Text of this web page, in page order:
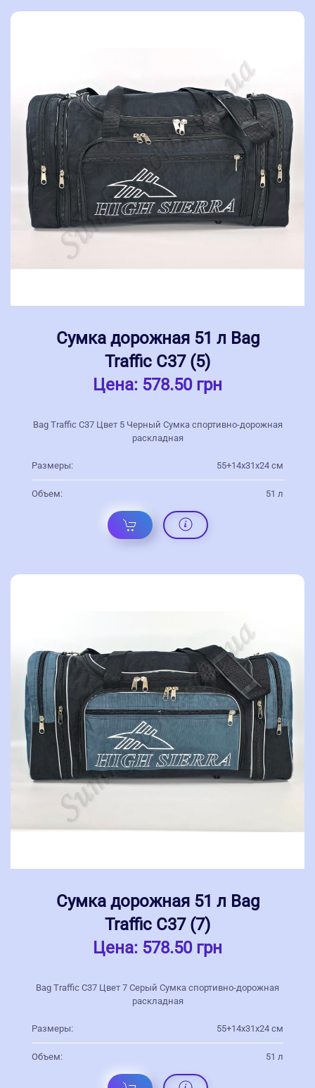
Сумка дорожная 51 л Bag
Traffic С37 (5)
Цена: 578.50 грн
Bag Traffic С37 Цвет 5 Черный Сумка спортивно-дорожная
раскладная
Размеры: 55+14х31х24 см
Объем: 51 л
Сумка дорожная 51 л Bag
Traffic С37 (7)
Цена: 578.50 грн
Bag Traffic С37 Цвет 7 Серый Сумка спортивно-дорожная
раскладная
Размеры: 55+14х31х24 см
Объем: 51 л